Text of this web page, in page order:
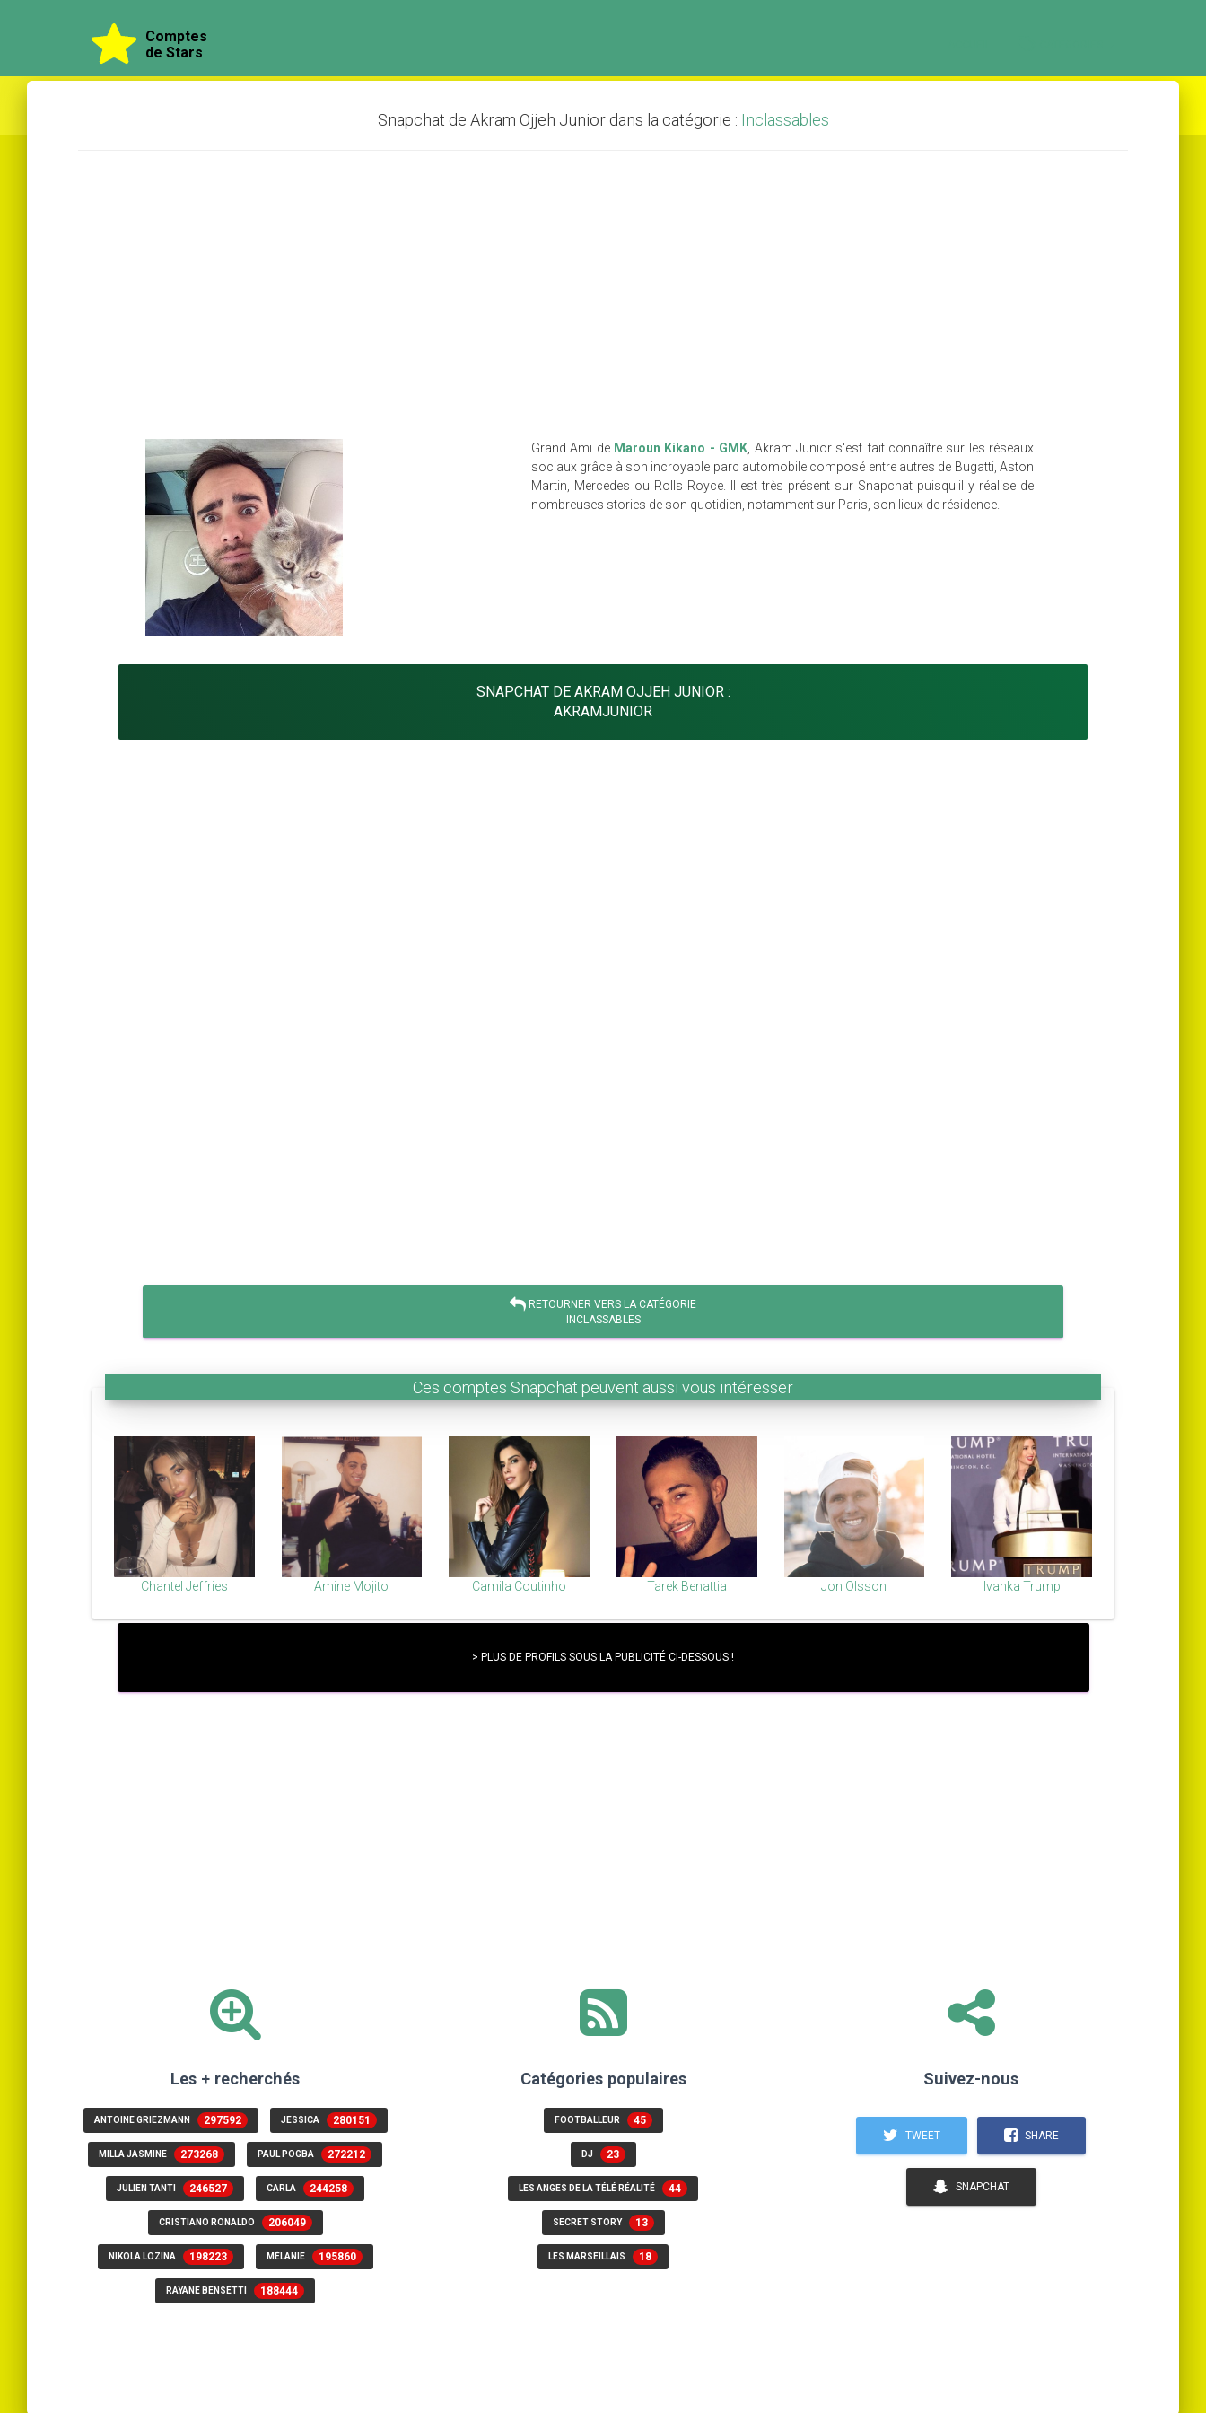
Comptes
de Stars
Snapchat de Akram Ojjeh Junior dans la catégorie : Inclassables
Grand Ami de Maroun Kikano - GMK , Akram Junior s'est fait connaître sur les réseaux
sociaux grâce à son incroyable parc automobile composé entre autres de Bugatti, Aston
Martin, Mercedes ou Rolls Royce. Il est très présent sur Snapchat puisqu'il y réalise de
nombreuses stories de son quotidien, notamment sur Paris, son lieux de résidence.
SNAPCHAT DE AKRAM OJJEH JUNIOR :
AKRAMJUNIOR
RETOURNER VERS LA CATÉGORIE
INCLASSABLES
Ces comptes Snapchat peuvent aussi vous intéresser
Chantel Jeffries Amine Mojito Camila Coutinho Tarek Benattia Jon Olsson Ivanka Trump
> PLUS DE PROFILS SOUS LA PUBLICITÉ CI-DESSOUS !
Les + recherchés
ANTOINE GRIEZMANN 297592 JESSICA 280151
MILLA JASMINE 273268 PAUL POGBA 272212
JULIEN TANTI 246527 CARLA 244258
CRISTIANO RONALDO 206049
NIKOLA LOZINA 198223 MÉLANIE 195860
RAYANE BENSETTI 188444
Catégories populaires
FOOTBALLEUR 45
DJ 23
LES ANGES DE LA TÉLÉ RÉALITÉ 44
SECRET STORY 13
LES MARSEILLAIS 18
Suivez-nous
TWEET SHARE
SNAPCHAT